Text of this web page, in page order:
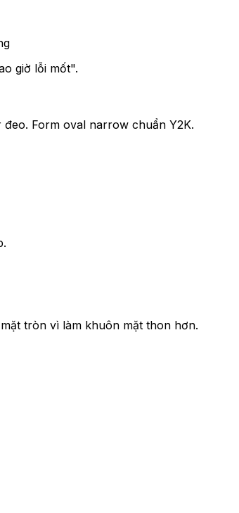
giờ lỗi mốt".
Form oval narrow chuẩn Y2K.
tròn vì làm khuôn mặt thon hơn.